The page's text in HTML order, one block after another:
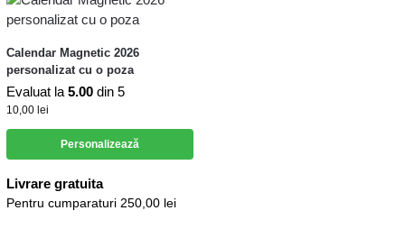
Calendar Magnetic 2026
personalizat cu o poza
Evaluat la 5.00 din 5
10,00 lei
Personalizează
Livrare gratuita
Pentru cumparaturi 250,00 lei